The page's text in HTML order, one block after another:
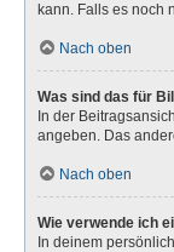
kann. Falls es noch
Nach oben
Was sind das für
In der
angeben. Das
Nach oben
Wie verwende ich
In deinem